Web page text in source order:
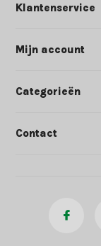
Klantenservice
Mijn account
Categorieën
Contact